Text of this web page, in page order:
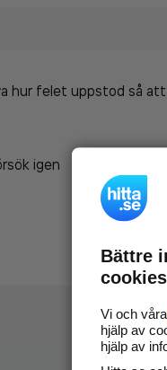
hur felet uppstod så
igen
Bättre
cookies
Vi och våra
hjälp av
hjälp av